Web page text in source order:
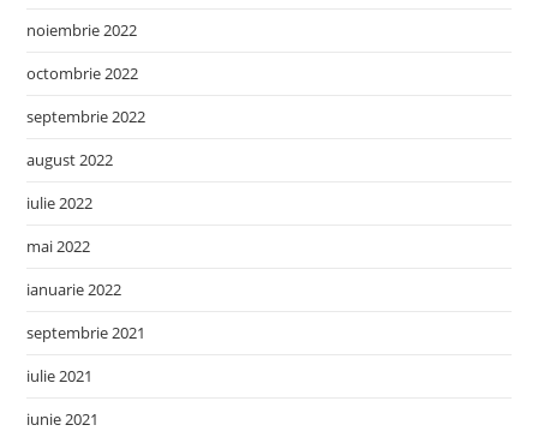
noiembrie 2022
octombrie 2022
septembrie 2022
august 2022
iulie 2022
mai 2022
ianuarie 2022
septembrie 2021
iulie 2021
iunie 2021